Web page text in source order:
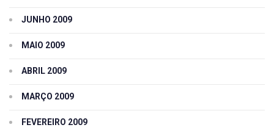
JUNHO 2009
MAIO 2009
ABRIL 2009
MARÇO 2009
FEVEREIRO 2009